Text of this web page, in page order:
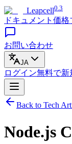
Leapcell0.3
ドキュメント 価格
お問い合わせ
JA
ログイン無料で新
Back to Tech
Node.js